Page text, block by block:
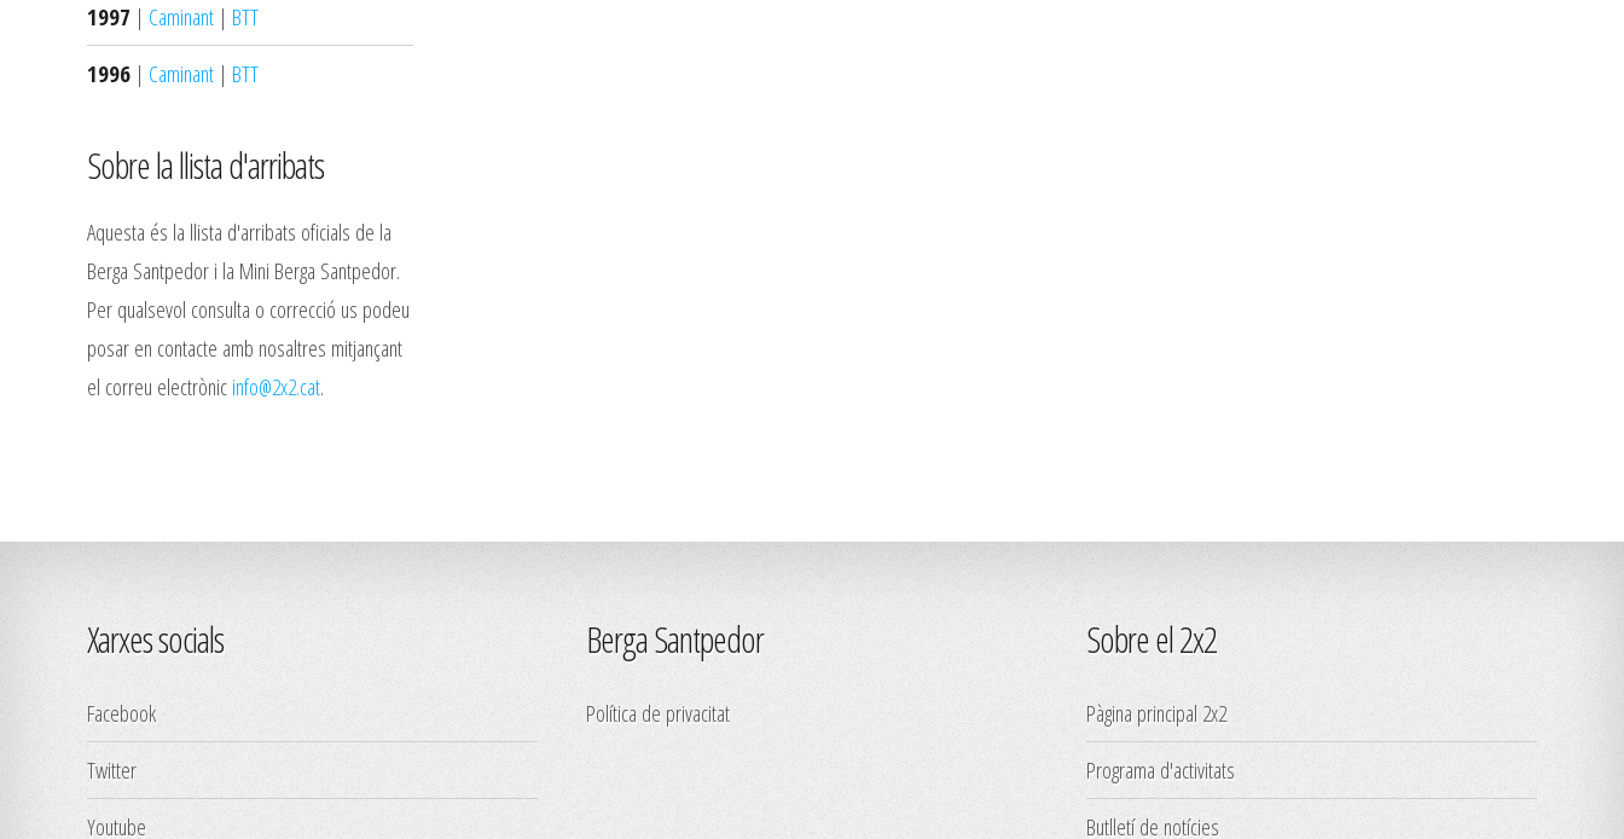
1997 | Caminant | BTT
1996 | Caminant | BTT
Sobre la llista d'arribats
Aquesta és la llista d'arribats oficials de la
Berga Santpedor i la Mini Berga Santpedor.
Per qualsevol consulta o correcció us podeu
posar en contacte amb nosaltres mitjançant
el correu electrònic info@2x2.cat.
Xarxes socials
Facebook
Twitter
Youtube
Berga Santpedor
Política de privacitat
Sobre el 2x2
Pàgina principal 2x2
Programa d'activitats
Butlletí de notícies